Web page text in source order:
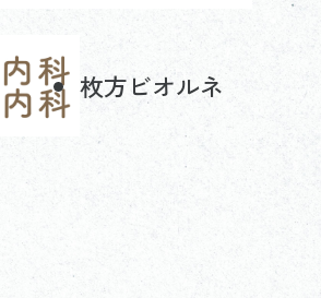
枚方ビオルネ